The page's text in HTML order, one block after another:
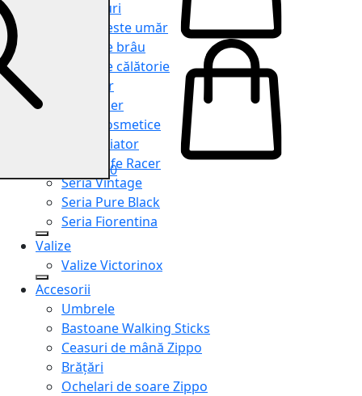
Rucsacuri
Genți peste umăr
Genți de brâu
Genți de călătorie
Shopper
Organiser
Truse cosmetice
Seria Aviator
Seria Cafe Racer
Seria Vintage
Seria Pure Black
Seria Fiorentina
Valize
Valize Victorinox
Accesorii
Umbrele
Bastoane Walking Sticks
Ceasuri de mână Zippo
Brățări
Ochelari de soare Zippo
0